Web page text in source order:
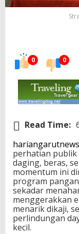
0 0
Read Time:
perhatian
daging, beras,
momentum ini
program
sekadar
menggerakkan
menarik dikaji,
perlindungan
kecil.